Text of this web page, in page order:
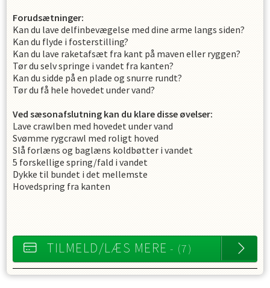
Forudsætninger:
Kan du lave delfinbevægelse med dine arme langs siden?
Kan du flyde i fosterstilling?
Kan du lave raketafsæt fra kant på maven eller ryggen?
Tør du selv springe i vandet fra kanten?
Kan du sidde på en plade og snurre rundt?
Tør du få hele hovedet under vand?
Ved sæsonafslutning kan du klare disse øvelser:
Lave crawlben med hovedet under vand
Svømme rygcrawl med roligt hoved
Slå forlæns og baglæns koldbøtter i vandet
5 forskellige spring/fald i vandet
Dykke til bundet i det mellemste
Hovedspring fra kanten
TILMELD/LÆS MERE - (7)